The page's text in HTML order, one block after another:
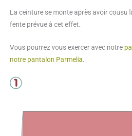
La ceinture se monte après avoir cousu
fente prévue à cet effet.
Vous pourrez vous exercer avec notre
notre pantalon Parmelia.